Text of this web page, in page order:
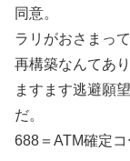
同意。
ラリがおさまっ
再構築なんてあ
ますます逃避願
だ。
688＝ATM確定コ